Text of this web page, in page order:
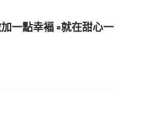
一點幸褔 =就在甜心一